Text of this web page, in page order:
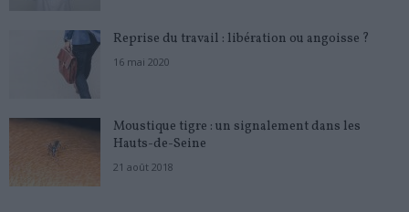
Reprise du travail : libération ou angoisse ?
16 mai 2020
Moustique tigre : un signalement dans les
Hauts-de-Seine
21 août 2018